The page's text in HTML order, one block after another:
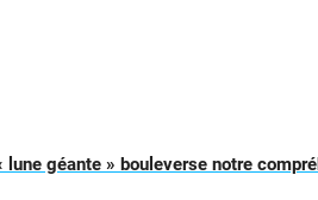
lune géante » bouleverse notre